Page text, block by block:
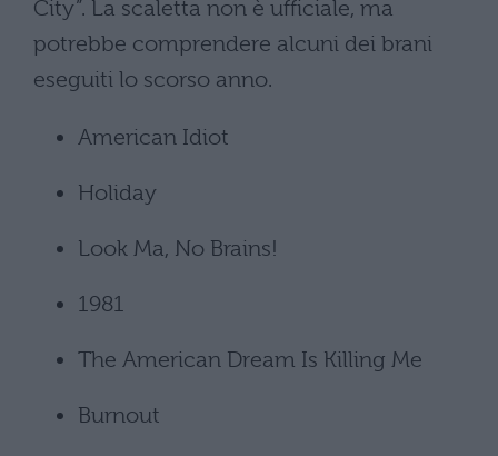
City”. La scaletta non è ufficiale, ma
potrebbe comprendere alcuni dei brani
eseguiti lo scorso anno.
American Idiot
Holiday
Look Ma, No Brains!
1981
The American Dream Is Killing Me
Burnout